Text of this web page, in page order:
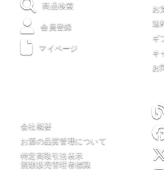
商品検索
会員登録
マイページ
お
送
ギ
キ
お
会社概要
お酒の品質管理について
特定商取引法表示
酒類販売管理者標識